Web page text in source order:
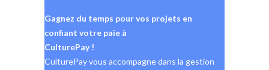
Gagnez du temps pour vos projets en
confiant votre paie à
CulturePay !
CulturePay vous accompagne dans la gestion